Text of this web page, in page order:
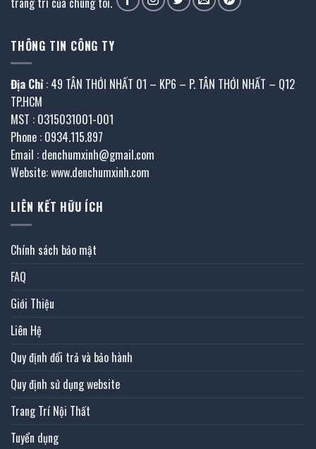
THÔNG TIN CÔNG TY
Địa Chỉ : 49 TÂN THỚI NHẤT 01 – KP6 – P. TÂN THỚI NHẤT – Q12
TP.HCM
MST : 0315031001-001
Phone : 0934.115.897
Email : denchumxinh@gmail.com
Website: www.denchumxinh.com
LIÊN KẾT HỮU ÍCH
Chính sách bảo mật
FAQ
Giới Thiệu
Liên Hệ
Quy định đổi trả và bảo hành
Quy định sử dụng website
Trang Trí Nội Thất
Tuyển dụng